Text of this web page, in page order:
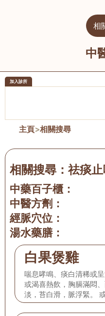
相
中
加入診所
主頁>相關搜尋
相關搜尋：祛痰
中藥百子櫃：
中醫方劑：
經脈穴位：
湯水藥膳：
白果煲雞
喘息哮鳴、痰白清稀或
或渴喜熱飲，胸膈滿悶
淡，苔白滑，脈浮緊。
寒、發熱、無汗等表現。